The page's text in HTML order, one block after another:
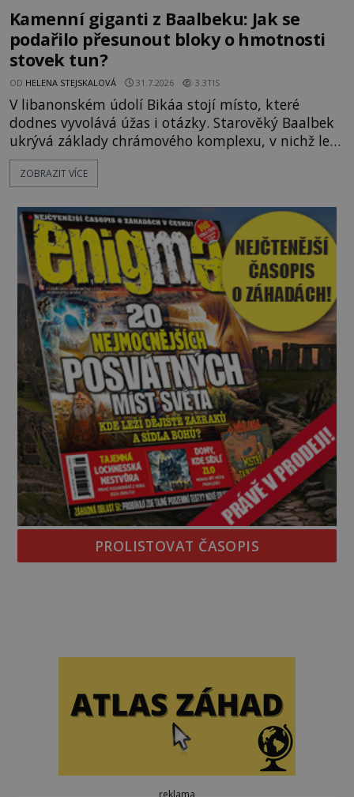
Kamenní giganti z Baalbeku: Jak se
podařilo přesunout bloky o hmotnosti
stovek tun?
OD HELENA STEJSKALOVÁ 31.7.2026 3.3TIS
V libanonském údolí Bikáa stojí místo, které
dodnes vyvolává úžas i otázky. Starověký Baalbek
ukrývá základy chrámového komplexu, v nichž leží
kameny tak obrovské, že se zdá téměř nemožné je
přesunout. Některé bloky váží kolem tisíce tun,
kolosů dokonce odhadem až 1650 tun. Jak lidé bez
moderních strojů dokázali takové giganty vytesat,
dopravit a přesně u
ZOBRAZIT VÍCE
PROLISTOVAT ČASOPIS
reklama